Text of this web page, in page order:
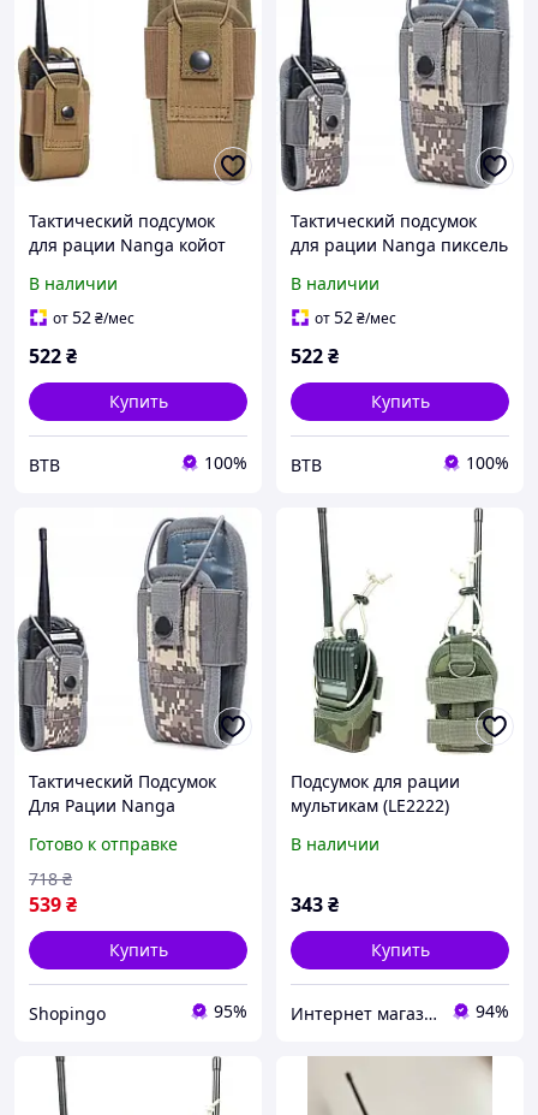
Тактический подсумок
для рации Nanga койот
В наличии
от52₴/мес
522₴
Купить
BTB 100%
Тактический подсумок
для рации Nanga пиксель
В наличии
от52₴/мес
522₴
Купить
BTB 100%
Тактический Подсумок
Для Рации Nanga
Тактичний Підсумок Для
Рації Nanga Піксель
Готово к отправке
539₴
718 ₴
Купить
Shopingo 95%
Подсумок для рации
мультикам (LE2222)
В наличии
343₴
Купить
Интернет магазин Західний 94%